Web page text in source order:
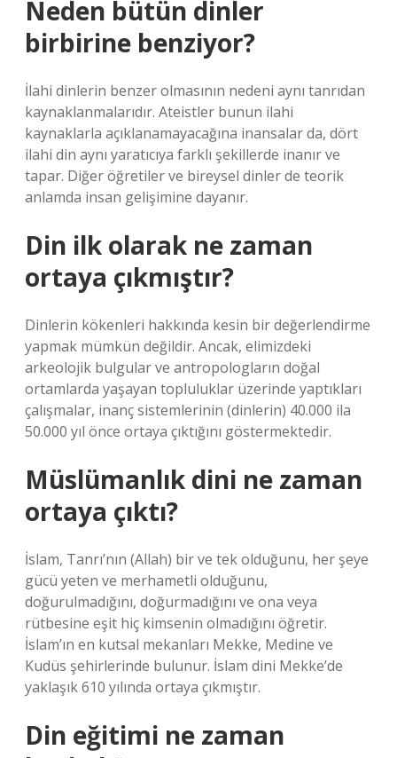
Neden bütün dinler
birbirine benziyor?
İlahi dinlerin benzer olmasının nedeni aynı tanrıdan
kaynaklanmalarıdır. Ateistler bunun ilahi
kaynaklarla açıklanamayacağına inansalar da, dört
ilahi din aynı yaratıcıya farklı şekillerde inanır ve
tapar. Diğer öğretiler ve bireysel dinler de teorik
anlamda insan gelişimine dayanır.
Din ilk olarak ne zaman
ortaya çıkmıştır?
Dinlerin kökenleri hakkında kesin bir değerlendirme
yapmak mümkün değildir. Ancak, elimizdeki
arkeolojik bulgular ve antropologların doğal
ortamlarda yaşayan topluluklar üzerinde yaptıkları
çalışmalar, inanç sistemlerinin (dinlerin) 40.000 ila
50.000 yıl önce ortaya çıktığını göstermektedir.
Müslümanlık dini ne zaman
ortaya çıktı?
İslam, Tanrı’nın (Allah) bir ve tek olduğunu, her şeye
gücü yeten ve merhametli olduğunu,
doğurulmadığını, doğurmadığını ve ona veya
rütbesine eşit hiç kimsenin olmadığını öğretir.
İslam’ın en kutsal mekanları Mekke, Medine ve
Kudüs şehirlerinde bulunur. İslam dini Mekke’de
yaklaşık 610 yılında ortaya çıkmıştır.
Din eğitimi ne zaman